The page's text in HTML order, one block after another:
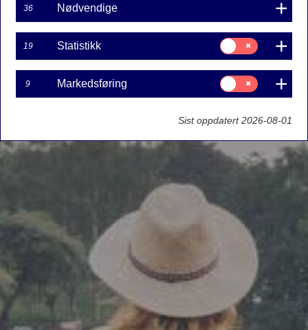
36 Nødvendige
19 Statistikk
Samtykke
til:
Statistikk
9 Markedsføring
Samtykke
til:
Markedsføring
Sist oppdatert 2026-08-01